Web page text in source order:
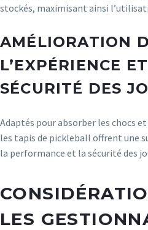
stockés, maximisant ainsi
AMÉLIORATION
L’EXPÉRIENCE
SÉCURITÉ DES
Adaptés pour absorber les chocs
les tapis de pickleball offrent une
la performance et la sécurité des
LES